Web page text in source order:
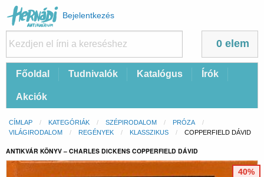
Felhasználói
fiók
menüje
Bejelentkezés
0 elem
FőFőoldal Tudnivalók Katalógus Írók
Akciók
Morzsa
CÍMLAP KATEGÓRIÁK SZÉPIRODALOM
PRÓZA
VILÁGIRODALOM
REGÉNYEK KLASSZIKUS CURRENT:
COPPERFIELD DÁVID
ANTIKVÁR KÖNYV – CHARLES DICKENS COPPERFIELD DÁVID
40%